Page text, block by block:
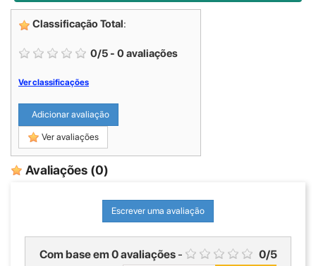
Classificação Total:
0/5 - 0 avaliações
Ver classificações
Adicionar avaliação
Ver avaliações
Avaliações (0)
Escrever uma avaliação
Com base em 0avaliações- 0/5